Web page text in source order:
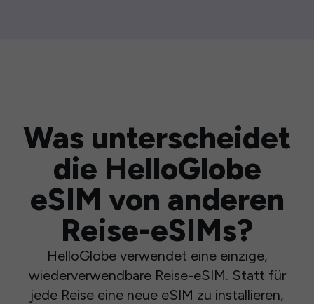
Was unterscheidet
die HelloGlobe
eSIM von anderen
Reise-eSIMs?
HelloGlobe verwendet eine einzige,
wiederverwendbare Reise-eSIM. Statt für
jede Reise eine neue eSIM zu installieren,